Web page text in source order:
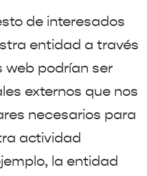
de interesados
entidad a través
web podrían ser
externos que nos
necesarios para
actividad
la entidad